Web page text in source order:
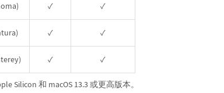
✓ ✓
✓ ✓
✓ ✓
Silicon 和 macOS 13.3 或更高版本。